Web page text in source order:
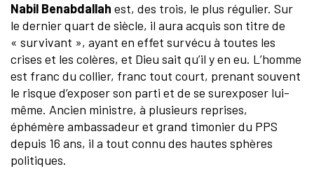
Nabil Benabdallah est, des trois, le plus régulier. Sur
le dernier quart de siècle, il aura acquis son titre de
« survivant », ayant en effet survécu à toutes les
crises et les colères, et Dieu sait qu’il y en eu. L’homme
est franc du collier, franc tout court, prenant souvent
le risque d’exposer son parti et de se surexposer lui-
même. Ancien ministre, à plusieurs reprises,
éphémère ambassadeur et grand timonier du PPS
depuis 16 ans, il a tout connu des hautes sphères
politiques.